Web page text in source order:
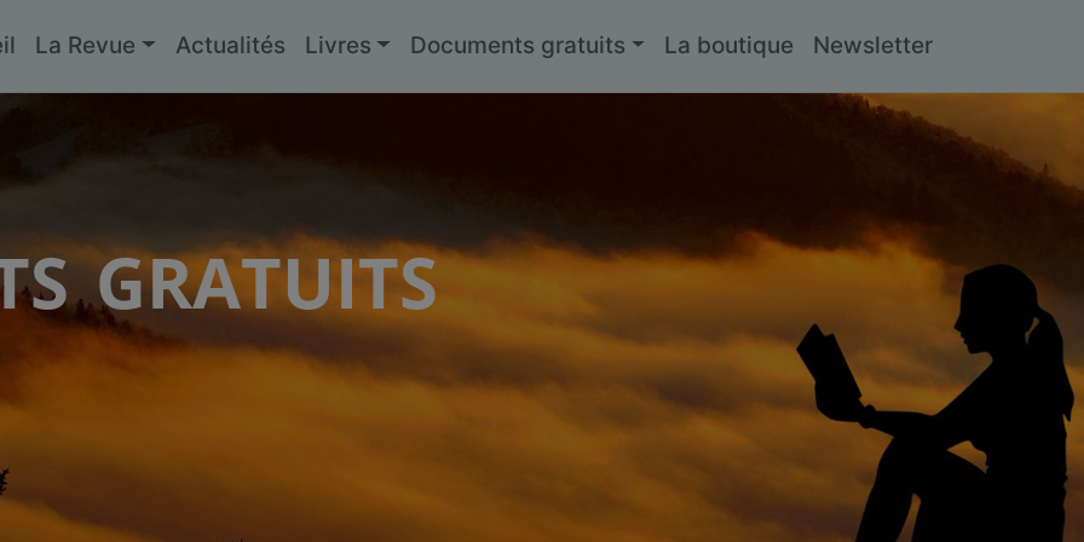
La Revue Actualités Livres Documents gratuits La boutique Newsletter
gratuits